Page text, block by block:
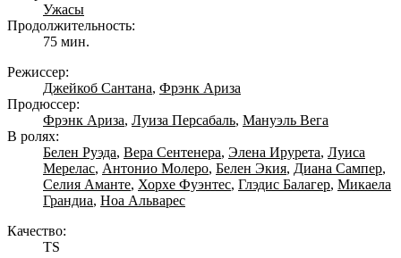
Ужасы
Продолжительность:
75 мин.
Режиссер:
Джейкоб Сантана, Фрэнк Ариза
Продюссер:
Фрэнк Ариза, Луиза Персабаль, Мануэль Вега
В ролях:
Белен Руэда, Вера Сентенера, Элена Ирурета, Луиса
Мерелас, Антонио Молеро, Белен Экия, Диана Сампер,
Селия Аманте, Хорхе Фуэнтес, Глэдис Балагер, Микаела
Грандиа, Ноа Альварес
Качество:
TS